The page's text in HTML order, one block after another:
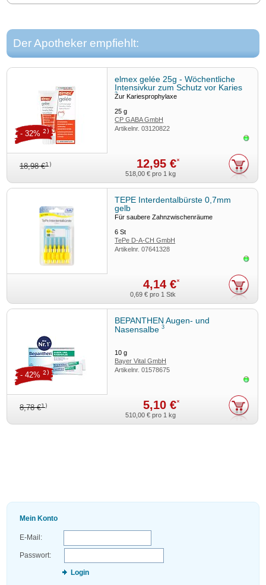
Der Apotheker empfiehlt:
elmex gelée 25g - Wöchentliche
Intensivkur zum Schutz vor Karies
3
Zur Kariesprophylaxe
25g
CP GABA GmbH
Artikelnr.03120822
18,98 €1) 12,95 €*
- 32% 2)
518,00 € pro 1 kg
TEPE Interdentalbürste 0,7mm
gelb
Für saubere Zahnzwischenräume
6St
TePe D-A-CH GmbH
Artikelnr.07641328
4,14 €*
0,69 € pro 1 Stk
BEPANTHEN Augen- und
Nasensalbe3
10g
Bayer Vital GmbH
Artikelnr.01578675
8,78 €1) 5,10 €*
- 42% 2)
510,00 € pro 1 kg
Mein Konto
E-Mail:
Passwort:
Login